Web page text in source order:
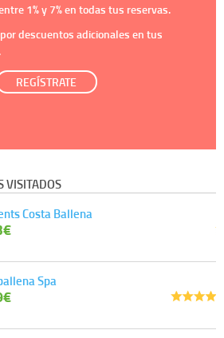
1%y 7%en todas tus reservas.
descuentos adicionales en tus
REGÍSTRATE
VISITADOS
Costa Ballena
Spa